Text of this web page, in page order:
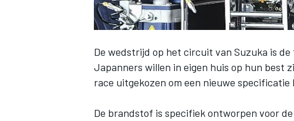
De wedstrijd op het circuit van Suzuka is
Japanners willen in eigen huis op hun best
race uitgekozen om een nieuwe
De brandstof is specifiek ontworpen voor